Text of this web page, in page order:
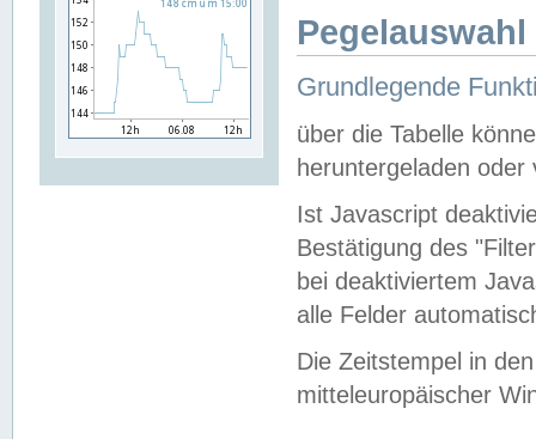
Grundlegende
über die Tabelle
heruntergeladen oder
Ist Javascript
Bestätigung des
bei deaktiviertem
alle Felder
Die Zeitstempel in
mitteleuropäischer